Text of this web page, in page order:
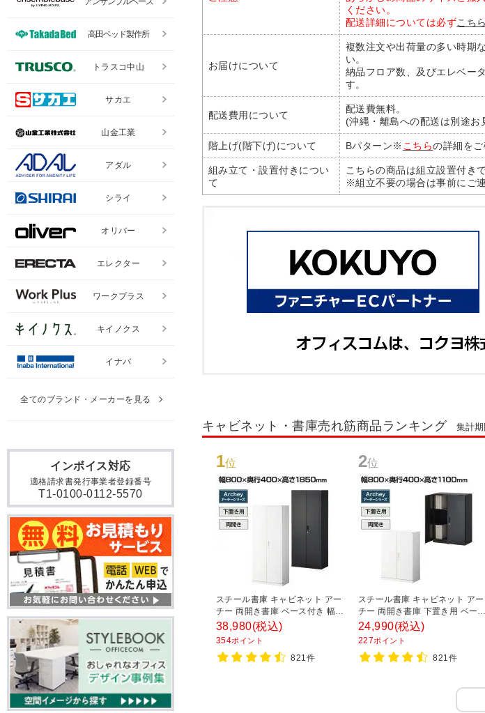
ください。
配送詳細については必ずこちら
お届けについて
複数注文や出荷量の多い時期
い。
納品フロア数、及びエレベー
す。
配送費用について
配送費無料。
(沖縄・離島への配送は別途お
階上げ(階下げ)について Bパターン※ こちらの詳細をご
組み立て・設置付きについ
て
こちらの商品は組立設置付き
※組立不要の場合は事前にご
キャビネット・書庫売れ筋商品ランキング 集計
1位
スチール書庫 キャビネット アー
チー 両開き書庫 ベース付き 幅
800×奥行400×高さ1850mm
38,980(税込)
354ポイント
821件
2位
スチール書庫 キャビネット アー
チー 両開き書庫 下置き用 ベース
付き 幅800×奥行400×高さ
1100mm
24,990(税込)
227ポイント
821件
インボイス対応
適格請求書発行事業者登録番号
T1-0100-0112-5570
高田ベッド製作所
トラスコ中山
サカエ
山金工業
アダル
シライ
オリバー
エレクター
ワークプラス
キイノクス
イナバ
全てのブランド・メーカーを見る